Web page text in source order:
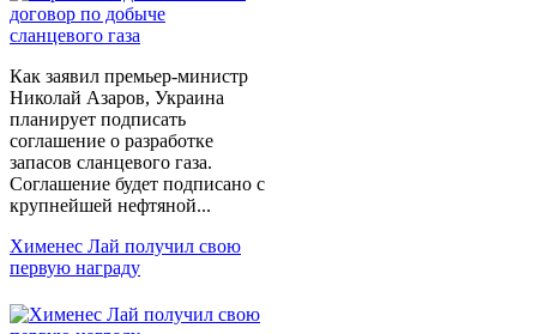
Как заявил премьер-министр
Николай Азаров, Украина
планирует подписать
соглашение о разработке
запасов сланцевого газа.
Соглашение будет подписано с
крупнейшей нефтяной...
Хименес Лай получил свою
первую награду